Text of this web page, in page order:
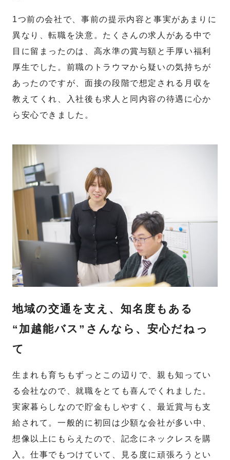
1つ前の会社で、事前の提示内容と事実があまりに
異なり、転職を決意。たくさんの求人がある中で
目に留まったのは、高水準の賞与額と手厚い福利
厚生でした。前職のトラウマから疑いの気持ちが
あったのですが、面接の段階で想定される月収を
教えてくれ、入社後も求人と同内容の待遇に心か
ら安心できました。
地域の交通を支え、知名度もある
“加越能バス”さんなら、安心だねっ
て
生まれも育ちもずっとこの辺りで、親も知ってい
る会社なので、就職をとても喜んでくれました。
実家暮らしなので貯金もしやすく、最近賞与も支
給されて。一般的に初回は少額な会社が多い中、
想像以上にもらえたので、記念にネックレスを購
入。仕事でもつけていて、見る度に頑張ろうとい